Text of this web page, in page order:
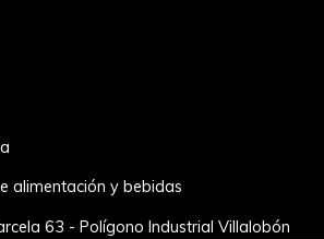
alimentación y bebidas
63 - Polígono Industrial Villalobón